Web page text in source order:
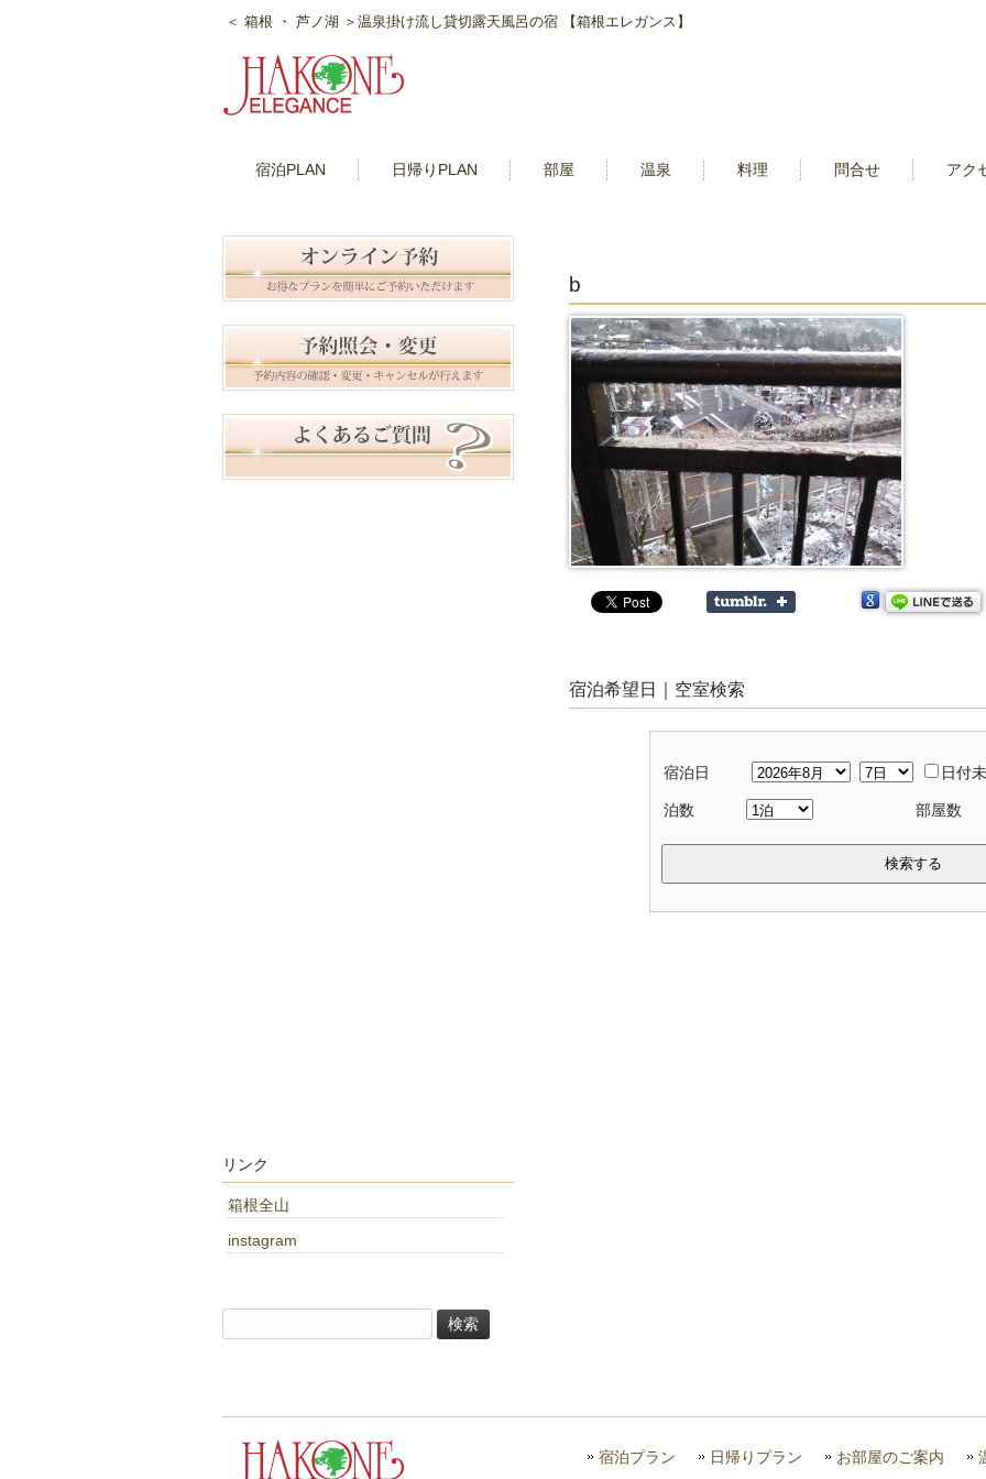
＜ 箱根 ・ 芦ノ湖 ＞温泉掛け流し貸切露天風呂の宿 【箱根エレガンス】
宿泊PLAN 日帰りPLAN 部屋 温泉 料理 問合せ アク
b
宿泊希望日｜空室検索
宿泊日 日付
泊数 部屋数
検索する
リンク
箱根全山
instagram
索:
宿泊プラン 日帰りプラン お部屋のご案内